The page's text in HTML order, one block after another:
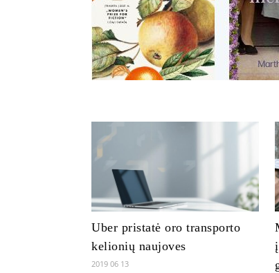
Uber pristatė oro transporto
kelionių naujoves
2019 06 13